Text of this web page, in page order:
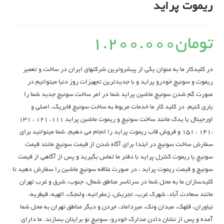
ریموت پراید
تومان1.200.000
در کلیدکار ما به عنوان یکی از پیشروترین شرکتهای ایران در ساخت و تعمیر
ریموت و سوئیچ خودرو پراید و با جدیدترین تجهیزات روز دنیا میتوانیم در
صورت گم شدن سوئیچ ماشین پراید شما در امر ساخت سوئیچ جدید شما را
یاری کنیم. در کلید کار ما خدمات مربوط به ساخت سوئیچ فابریک، اصلی و
اورجینال یا یدک مانند ساخت سوئیچ و ریموت ماشین پراید 111، 121 ، 131
،141 ، 151 و فروش قاب ریموت پراید را انجام می دهیم. شما میتوانید برای
سفارش ساخت سوئیچ در ابتدا برای آگاه شدن از قیمت سوئیچ مانند قیمت
سوئیچ یا ریموت کنترل پراید با دفتر ما تماس بگیرید و پس از آگاهی از قیمت
سوئیچ و قیمت ریموت پراید ، در صورت علاقه سوئیچ ماشین را سفارش دهید تا
کلیدسازان ما به محل شما در سرتاسر مناطق شمال، جنوب، شرق و غرب تهران
مانند سعادت آباد، شهرک غرب، تجریش، زعفرانیه، ولنجک، الهیه، قیطریه،
نیاوران، قلهک، میدان ونک، میرداماد، جردن و دیگر مناطق تهران به محل شما
آمده و پس از نشان دادن مدارک خودرو، سوئیچ نو برایتان بسازند. ما دارای